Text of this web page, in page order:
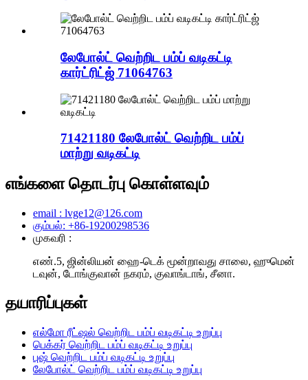
லேபோல்ட் வெற்றிட பம்ப் வடிகட்டி
கார்ட்ரிட்ஜ் 71064763
71421180 லேபோல்ட் வெற்றிட பம்ப்
மாற்று வடிகட்டி
எங்களை தொடர்பு கொள்ளவும்
email : lvge12@126.com
கும்பல்: +86-19200298536
முகவரி :
எண்.5, ஜின்லியன் ஹை-டெக் மூன்றாவது சாலை, ஹுமென்
டவுன், டோங்குவான் நகரம், குவாங்டாங், சீனா.
தயாரிப்புகள்
எல்மோ ரீட்ஷல் வெற்றிட பம்ப் வடிகட்டி உறுப்பு
பெக்கர் வெற்றிட பம்ப் வடிகட்டி உறுப்பு
புஷ் வெற்றிட பம்ப் வடிகட்டி உறுப்பு
லேபோல்ட் வெற்றிட பம்ப் வடிகட்டி உறுப்பு